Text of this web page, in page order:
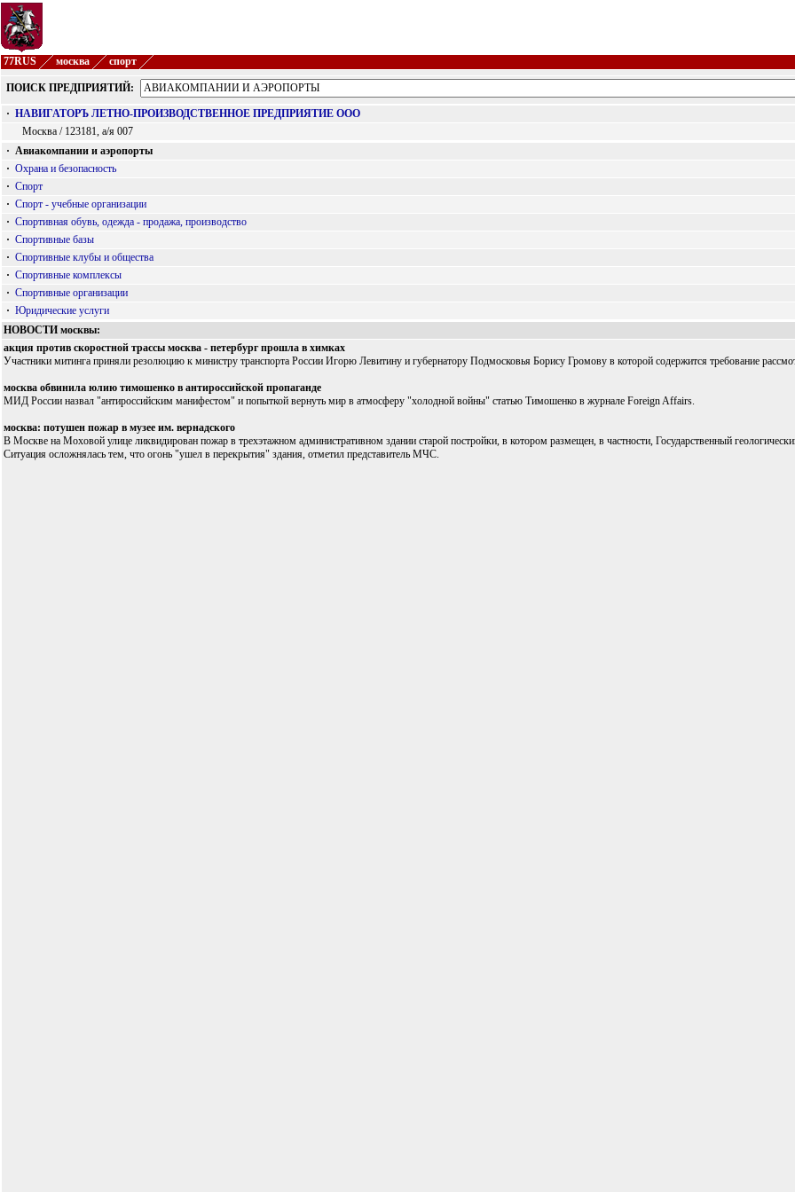
77RUS москва спорт
ПОИСК ПРЕДПРИЯТИЙ:
· НАВИГАТОРЪ ЛЕТНО-ПРОИЗВОДСТВЕННОЕ ПРЕДПРИЯТИЕ ООО
Москва / 123181, а/я 007
· Авиакомпании и аэропорты
· Охрана и безопасность
· Спорт
· Спорт - учебные организации
· Спортивная обувь, одежда - продажа, производство
· Спортивные базы
· Спортивные клубы и общества
· Спортивные комплексы
· Спортивные организации
· Юридические услуги
НОВОСТИ москвы:
акция против скоростной трассы москва - петербург прошла в химках
Участники митинга приняли резолюцию к министру транспорта России Игорю Левитину и губернатору Подмосковья Борису Громову в которой содержится требование
москва обвинила юлию тимошенко в антироссийской пропаганде
МИД России назвал "антироссийским манифестом" и попыткой вернуть мир в атмосферу "холодной войны" статью Тимошенко в журнале Foreign Affairs.
москва: потушен пожар в музее им. вернадского
В Москве на Моховой улице ликвидирован пожар в трехэтажном административном здании старой постройки, в котором размещен, в частности, Государственный
Ситуация осложнялась тем, что огонь "ушел в перекрытия" здания, отметил представитель МЧС.